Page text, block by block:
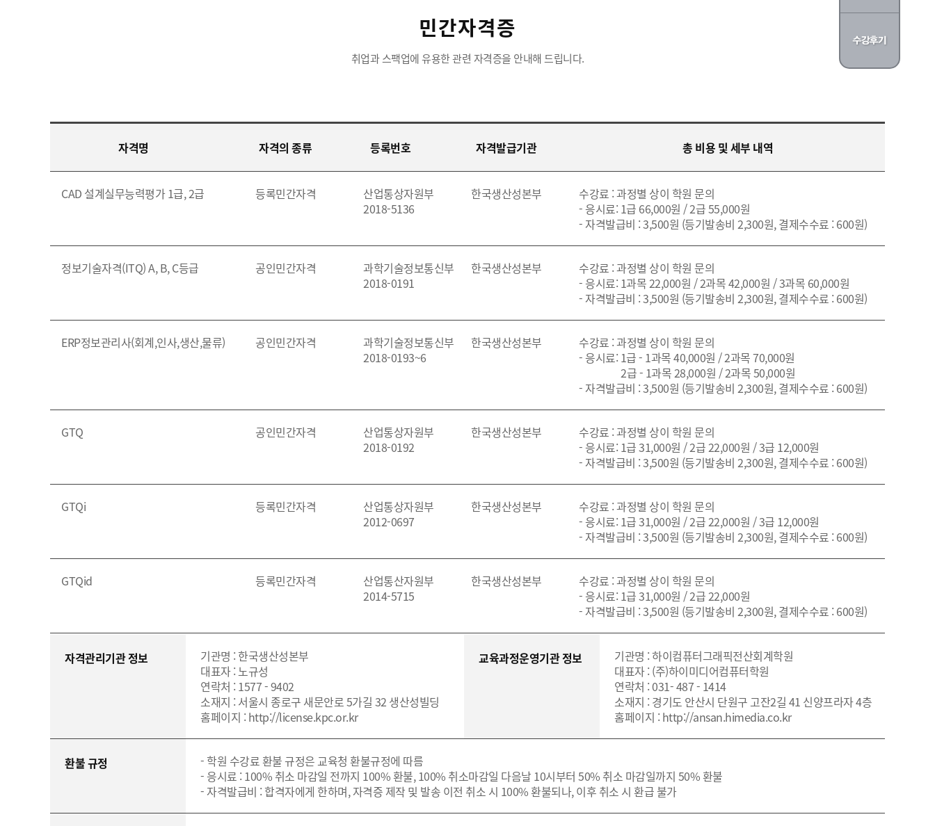
민간자격증
취업과 스팩업에 유용한 관련 자격증을 안내해 드립니다.
자격명
CAD 설계실무능력평가 1급, 2급
정보기술자격(ITQ) A, B, C등급
ERP정보관리사(회계,인사,생산,물류)
GTQ
GTQi
GTQid
자격의 종류
등록민간자격
공인민간자격
공인민간자격
공인민간자격
등록민간자격
등록민간자격
등록번호
산업통상자원부
2018-5136
과학기술정보통신부
2018-0191
과학기술정보통신부
2018-0193~6
산업통상자원부
2018-0192
산업통상자원부
2012-0697
산업통산자원부
2014-5715
자격발급기관
한국생산성본부
한국생산성본부
한국생산성본부
한국생산성본부
한국생산성본부
한국생산성본부
총 비용 및 세부 내역
수강료 : 과정별 상이 학원 문의
- 응시료: 1급 66,000원 / 2급 55,000원
- 자격발급비 : 3,500원 (등기발송비 2,300원, 결제수수료 : 600원)
수강료 : 과정별 상이 학원 문의
- 응시료: 1과목 22,000원 / 2과목 42,000원 / 3과목 60,000원
- 자격발급비 : 3,500원 (등기발송비 2,300원, 결제수수료 : 600원)
수강료 : 과정별 상이 학원 문의
- 응시료: 1급 - 1과목 40,000원 / 2과목 70,000원
2급 - 1과목 28,000원 / 2과목 50,000원
- 자격발급비 : 3,500원 (등기발송비 2,300원, 결제수수료 : 600원)
수강료 : 과정별 상이 학원 문의
- 응시료: 1급 31,000원 / 2급 22,000원 / 3급 12,000원
- 자격발급비 : 3,500원 (등기발송비 2,300원, 결제수수료 : 600원)
수강료 : 과정별 상이 학원 문의
- 응시료: 1급 31,000원 / 2급 22,000원 / 3급 12,000원
- 자격발급비 : 3,500원 (등기발송비 2,300원, 결제수수료 : 600원)
수강료 : 과정별 상이 학원 문의
- 응시료: 1급 31,000원 / 2급 22,000원
- 자격발급비 : 3,500원 (등기발송비 2,300원, 결제수수료 : 600원)
자격관리기관 정보
기관명 : 한국생산성본부
대표자 : 노규성
연락처 : 1577 - 9402
소재지 : 서울시 종로구 새문안로 5가길 32 생산성빌딩
홈페이지 : http://license.kpc.or.kr
교육과정운영기관 정보
기관명 : 하이컴퓨터그래픽전산회계학원
대표자 : (주)하이미디어컴퓨터학원
연락처 : 031- 487 - 1414
소재지 : 경기도 안산시 단원구 고잔2길 41 신양프라자 4층
홈페이지 : http://ansan.himedia.co.kr
환불 규정
- 학원 수강료 환불 규정은 교육청 환불규정에 따름
- 응시료 : 100% 취소 마감일 전까지 100% 환불, 100% 취소마감일 다음날 10시부터 50% 취소 마감일까지 50% 환불
- 자격발급비 : 합격자에게 한하며, 자격증 제작 및 발송 이전 취소 시 100% 환불되나, 이후 취소 시 환급 불가